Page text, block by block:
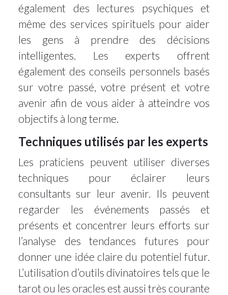
également des lectures psychiques et
même des services spirituels pour aider
les gens à prendre des décisions
intelligentes. Les experts offrent
également des conseils personnels basés
sur votre passé, votre présent et votre
avenir afin de vous aider à atteindre vos
objectifs à long terme.
Techniques utilisés par les experts
Les praticiens peuvent utiliser diverses
techniques pour éclairer leurs
consultants sur leur avenir. Ils peuvent
regarder les événements passés et
présents et concentrer leurs efforts sur
l’analyse des tendances futures pour
donner une idée claire du potentiel futur.
L’utilisation d’outils divinatoires tels que le
tarot ou les oracles est aussi très courante